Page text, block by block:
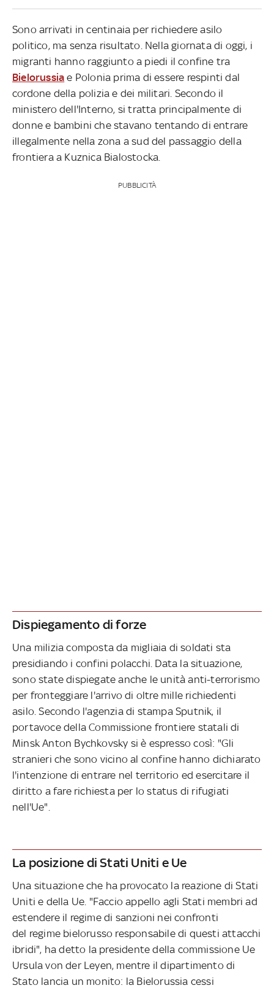
Sono arrivati in centinaia per richiedere asilo
politico, ma senza risultato. Nella giornata di oggi, i
migranti hanno raggiunto a piedi il confine tra
Bielorussia e Polonia prima di essere respinti dal
cordone della polizia e dei militari. Secondo il
ministero dell'Interno, si tratta principalmente di
donne e bambini che stavano tentando di entrare
illegalmente nella zona a sud del passaggio della
frontiera a Kuznica Bialostocka.
PUBBLICITÀ
Dispiegamento di forze
Una milizia composta da migliaia di soldati sta
presidiando i confini polacchi. Data la situazione,
sono state dispiegate anche le unità anti-terrorismo
per fronteggiare l'arrivo di oltre mille richiedenti
asilo. Secondo l'agenzia di stampa Sputnik, il
portavoce della Commissione frontiere statali di
Minsk Anton Bychkovsky si è espresso così: "Gli
stranieri che sono vicino al confine hanno dichiarato
l'intenzione di entrare nel territorio ed esercitare il
diritto a fare richiesta per lo status di rifugiati
nell'Ue".
La posizione di Stati Uniti e Ue
Una situazione che ha provocato la reazione di Stati
Uniti e della Ue. "Faccio appello agli Stati membri ad
estendere il regime di sanzioni nei confronti
del regime bielorusso responsabile di questi attacchi
ibridi", ha detto la presidente della commissione Ue
Ursula von der Leyen, mentre il dipartimento di
Stato lancia un monito: la Bielorussia cessi